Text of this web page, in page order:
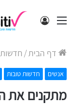
תפריט התחבר
דף הבית/
אנשים חדשות טובות
מתקנים את